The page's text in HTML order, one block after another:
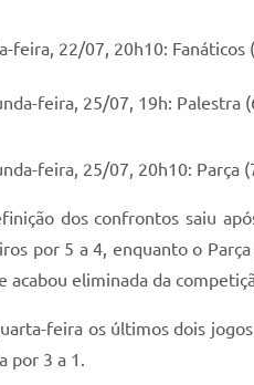
feira, 22/07, 20h10: Fanáticos
feira, 25/07, 19h: Palestra
feira, 25/07, 20h10: Parça
dos confrontos saiu
por 5 a 4, enquanto o
acabou eliminada da
feira os últimos dois
por 3 a 1.